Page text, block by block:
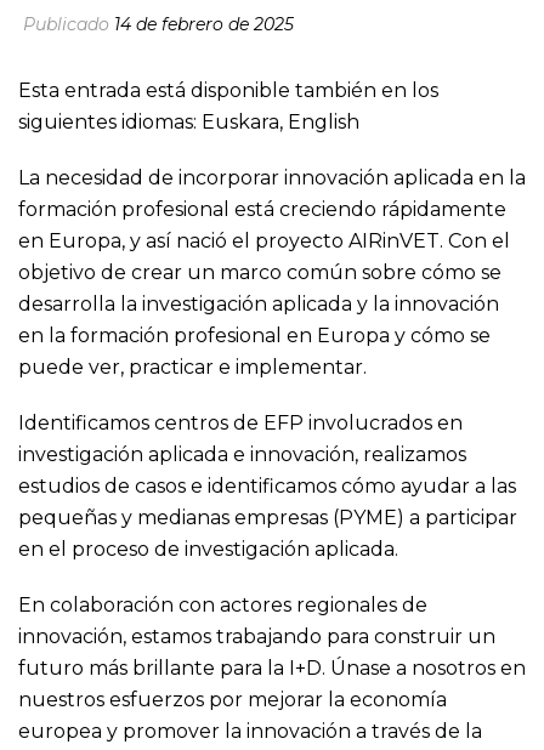
Publicado 14 de febrero de 2025
Esta entrada está disponible también en los
siguientes idiomas: Euskara, English
La necesidad de incorporar innovación aplicada en la
formación profesional está creciendo rápidamente
en Europa, y así nació el proyecto AIRinVET. Con el
objetivo de crear un marco común sobre cómo se
desarrolla la investigación aplicada y la innovación
en la formación profesional en Europa y cómo se
puede ver, practicar e implementar.
Identificamos centros de EFP involucrados en
investigación aplicada e innovación, realizamos
estudios de casos e identificamos cómo ayudar a las
pequeñas y medianas empresas (PYME) a ​​participar
en el proceso de investigación aplicada.
En colaboración con actores regionales de
innovación, estamos trabajando para construir un
futuro más brillante para la I+D. Únase a nosotros en
nuestros esfuerzos por mejorar la economía
europea y promover la innovación a través de la